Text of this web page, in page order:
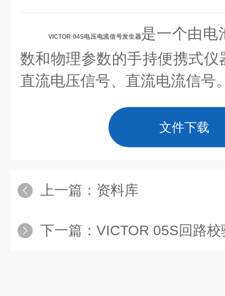
VICTOR 04S电压电流信号发生器是一个由电
数和物理参数的手持便携式
直流电压信号、直流电流信号
文件下载
上一篇： 资料库
下一篇： VICTOR 05S回路